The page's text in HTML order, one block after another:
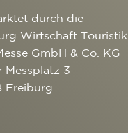
durch die
Wirtschaft Touristik
GmbH & Co. KG
Messplatz 3
Freiburg